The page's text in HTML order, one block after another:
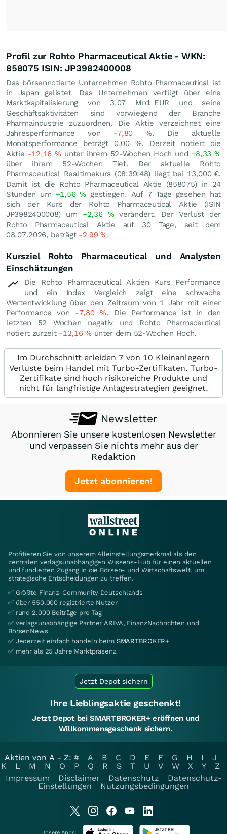
Profil zur Rohto Pharmaceutical Aktie - WKN:
858075 ISIN: JP3982400008
Das börsennotierte Unternehmen Rohto Pharmaceutical ist
in Japan gelistet. Das Unternehmen verfügt über eine
Marktkapitalisierung von 3,07 Mrd. EUR und seine
Geschäftsaktivitäten sind vorwiegend der Branche
Pharmaindustrie zuzuordnen. Die Aktie verzeichnet eine
Jahresperformance von -7,80%. Die aktuelle
Monatsperformance beträgt 0,00 %. Derzeit notiert die
Aktie -12,16%unter ihrem 52-Wochen Hoch und +8,33%
über ihrem 52-Wochen Tief. Der aktuelle Rohto
Pharmaceutical Realtimekurs (08:39:48) liegt bei 13,000 €.
Damit ist die Rohto Pharmaceutical Aktie (858075) in 24
Stunden um +1,56% gestiegen. Auf 7 Tage gesehen hat
sich der Kurs der Rohto Pharmaceutical Aktie (ISIN
JP3982400008) um +2,36 %verändert. Der Verlust der
Rohto Pharmaceutical Aktie auf 30 Tage, seit dem
08.07.2026, beträgt -2,99%.
Kursziel Rohto Pharmaceutical und Analysten
Einschätzungen
Die Rohto Pharmaceutical Aktien Kurs Performance
und ein Index Vergleich zeigt eine schwache
Wertentwicklung über den Zeitraum von 1 Jahr mit einer
Performance von -7,80%. Die Performance ist in den
letzten 52 Wochen negativ und Rohto Pharmaceutical
notiert zurzeit -12,16%unter dem 52-Wochen Hoch.
Im Durchschnitt erleiden 7 von 10 Kleinanlegern
Verluste beim Handel mit Turbo-Zertifikaten. Turbo-
Zertifikate sind hoch risikoreiche Produkte und
nicht für langfristige Anlagestrategien geeignet.
Newsletter
Abonnieren Sie unsere kostenlosen Newsletter
und verpassen Sie nichts mehr aus der
Redaktion
Jetzt abonnieren!
Profitieren Sie von unserem Alleinstellungsmerkmal als den
zentralen verlagsunabhängigen Wissens-Hub für einen aktuellen
und fundierten Zugang in die Börsen- und Wirtschaftswelt, um
strategische Entscheidungen zu treffen.
✅ Größte Finanz-Community Deutschlands
✅ über 550.000 registrierte Nutzer
✅ rund 2.000 Beiträge pro Tag
✅ verlagsunabhängige Partner ARIVA, FinanzNachrichten und
BörsenNews
✅ Jederzeit einfach handeln beim SMARTBROKER+
✅ mehr als 25 Jahre Marktpräsenz
Jetzt Depot sichern
Ihre Lieblingsaktie geschenkt!
Jetzt Depot bei SMARTBROKER+ eröffnen und
Willkommensgeschenk sichern.
Aktien von A - Z: # A B C D E F G H I
J
K
L M N O P Q R S T U V W X Y
Z
Impressum
Disclaimer Datenschutz
Datenschutz-
Einstellungen
Nutzungsbedingungen
Unsere Apps: